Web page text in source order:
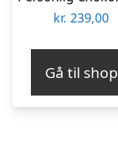
kr. 239,00
Gå til shop